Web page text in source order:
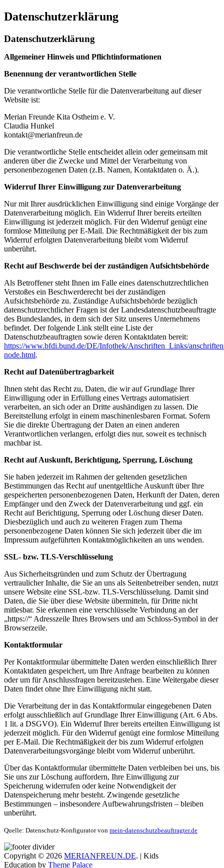
Datenschutzerklärung
Datenschutzerklärung
Allgemeiner Hinweis und Pflichtinformationen
Benennung der verantwortlichen Stelle
Die verantwortliche Stelle für die Datenverarbeitung auf dieser
Website ist:
Merian Freunde Kita Ostheim e. V.
Claudia Hunkel
kontakt@merianfreun.de
Die verantwortliche Stelle entscheidet allein oder gemeinsam mit
anderen über die Zwecke und Mittel der Verarbeitung von
personenbezogenen Daten (z.B. Namen, Kontaktdaten o. Ä.).
Widerruf Ihrer Einwilligung zur Datenverarbeitung
Nur mit Ihrer ausdrücklichen Einwilligung sind einige Vorgänge der
Datenverarbeitung möglich. Ein Widerruf Ihrer bereits erteilten
Einwilligung ist jederzeit möglich. Für den Widerruf genügt eine
formlose Mitteilung per E-Mail. Die Rechtmäßigkeit der bis zum
Widerruf erfolgten Datenverarbeitung bleibt vom Widerruf
unberührt.
Recht auf Beschwerde bei der zuständigen Aufsichtsbehörde
Als Betroffener steht Ihnen im Falle eines datenschutzrechtlichen
Verstoßes ein Beschwerderecht bei der zuständigen
Aufsichtsbehörde zu. Zuständige Aufsichtsbehörde bezüglich
datenschutzrechtlicher Fragen ist der Landesdatenschutzbeauftragte
des Bundeslandes, in dem sich der Sitz unseres Unternehmens
befindet. Der folgende Link stellt eine Liste der
Datenschutzbeauftragten sowie deren Kontaktdaten bereit:
https://www.bfdi.bund.de/DE/Infothek/Anschriften_Links/
node.html.
Recht auf Datenübertragbarkeit
Ihnen steht das Recht zu, Daten, die wir auf Grundlage Ihrer
Einwilligung oder in Erfüllung eines Vertrags automatisiert
verarbeiten, an sich oder an Dritte aushändigen zu lassen. Die
Bereitstellung erfolgt in einem maschinenlesbaren Format. Sofern
Sie die direkte Übertragung der Daten an einen anderen
Verantwortlichen verlangen, erfolgt dies nur, soweit es technisch
machbar ist.
Recht auf Auskunft, Berichtigung, Sperrung, Löschung
Sie haben jederzeit im Rahmen der geltenden gesetzlichen
Bestimmungen das Recht auf unentgeltliche Auskunft über Ihre
gespeicherten personenbezogenen Daten, Herkunft der Daten, deren
Empfänger und den Zweck der Datenverarbeitung und ggf. ein
Recht auf Berichtigung, Sperrung oder Löschung dieser Daten.
Diesbezüglich und auch zu weiteren Fragen zum Thema
personenbezogene Daten können Sie sich jederzeit über die im
Impressum aufgeführten Kontaktmöglichkeiten an uns wenden.
SSL- bzw. TLS-Verschlüsselung
Aus Sicherheitsgründen und zum Schutz der Übertragung
vertraulicher Inhalte, die Sie an uns als Seitenbetreiber senden, nutzt
unsere Website eine SSL-bzw. TLS-Verschlüsselung. Damit sind
Daten, die Sie über diese Website übermitteln, für Dritte nicht
mitlesbar. Sie erkennen eine verschlüsselte Verbindung an der
„https://“ Adresszeile Ihres Browsers und am Schloss-Symbol in der
Browserzeile.
Kontaktformular
Per Kontaktformular übermittelte Daten werden einschließlich Ihrer
Kontaktdaten gespeichert, um Ihre Anfrage bearbeiten zu können
oder um für Anschlussfragen bereitzustehen. Eine Weitergabe dieser
Daten findet ohne Ihre Einwilligung nicht statt.
Die Verarbeitung der in das Kontaktformular eingegebenen Daten
erfolgt ausschließlich auf Grundlage Ihrer Einwilligung (Art. 6 Abs.
1 lit. a DSGVO). Ein Widerruf Ihrer bereits erteilten Einwilligung ist
jederzeit möglich. Für den Widerruf genügt eine formlose Mitteilung
per E-Mail. Die Rechtmäßigkeit der bis zum Widerruf erfolgten
Datenverarbeitungsvorgänge bleibt vom Widerruf unberührt.
Über das Kontaktformular übermittelte Daten verbleiben bei uns, bis
Sie uns zur Löschung auffordern, Ihre Einwilligung zur
Speicherung widerrufen oder keine Notwendigkeit der
Datenspeicherung mehr besteht. Zwingende gesetzliche
Bestimmungen – insbesondere Aufbewahrungsfristen – bleiben
unberührt.
Quelle: Datenschutz-Konfigurator von mein-datenschutzbeauftragter.de
Copyright © 2026 MERIANFREUN.DE. | Kids
Education by Theme Palace